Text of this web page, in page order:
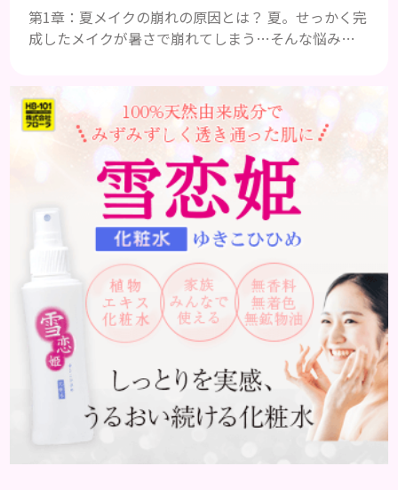
第1章：夏メイクの崩れの原因とは？ 夏。せっかく完
成したメイクが暑さで崩れてしまう…そんな悩みを
脂や汗でTゾーンや小鼻周りがテカり、ファンデーシ
ョンがヨレると一日中憂鬱になりますよね。夏は気
温や湿度が高くなることで皮脂分泌が活発になり、汗
と混ざってメイクが崩れやすくなるのが原因です。で
も、崩れにくい夏メイクは、皮脂崩れ防止下地やウ
ォータープルーフ処方の...